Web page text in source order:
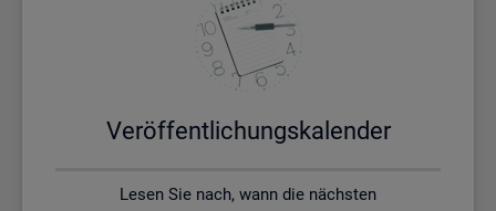
Ver­öf­fent­li­chungs­ka­len­der
Lesen Sie nach, wann die nächsten